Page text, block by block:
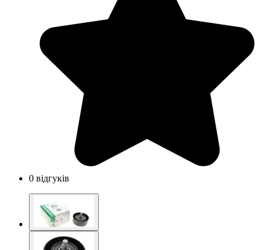
0 відгуків